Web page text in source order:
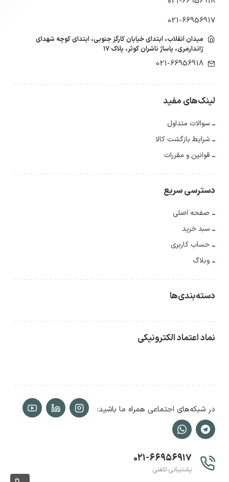
021-66956917
میدان انقلاب، ابتدای خیابان کارگز جنوبی، ابتدای کوچه شهدای
ژاندارمری، پاساژ ناشران کوثر، پلاک ۱۷
021-66956918
لینک‌های مفید
سوالات متداول
شرایط بازگشت کالا
قوانین و مقررات
دسترسی سریع
صفحه اصلی
سبد خرید
حساب کاربری
وبلاگ
دسته‌بندی‌ها
نماد اعتماد الکترونیکی
در شبکه‌های اجتماعی همراه ما باشید:
۰۲۱-۶۶۹۵۶۹۱۷
پشتیبانی تلفنی